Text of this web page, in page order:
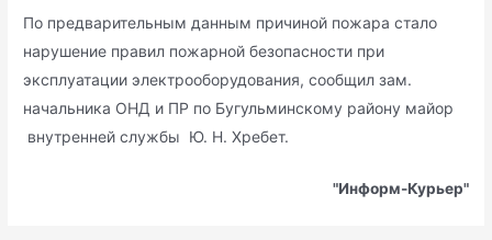
По предварительным данным причиной пожара стало
нарушение правил пожарной безопасности при
эксплуатации электрооборудования, сообщил зам.
начальника ОНД и ПР по Бугульминскому району майор
внутренней службы Ю. Н. Хребет.
"Информ-Курьер"